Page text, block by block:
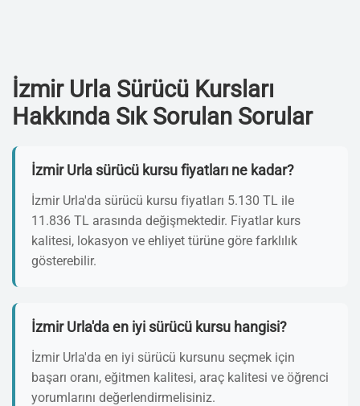
İzmir Urla Sürücü Kursları
Hakkında Sık Sorulan Sorular
İzmir Urla sürücü kursu fiyatları ne kadar?
İzmir Urla'da sürücü kursu fiyatları 5.130 TL ile
11.836 TL arasında değişmektedir. Fiyatlar kurs
kalitesi, lokasyon ve ehliyet türüne göre farklılık
gösterebilir.
İzmir Urla'da en iyi sürücü kursu hangisi?
İzmir Urla'da en iyi sürücü kursunu seçmek için
başarı oranı, eğitmen kalitesi, araç kalitesi ve öğrenci
yorumlarını değerlendirmelisiniz.